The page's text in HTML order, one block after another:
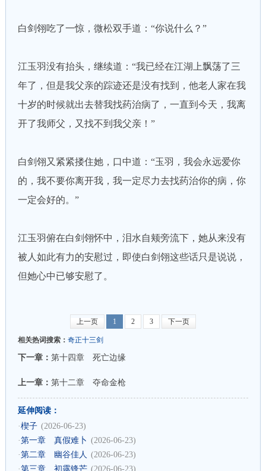
白剑翎吃了一惊，微松双手道：“你说什么？”
江玉羽没有抬头，继续道：“我已经在江湖上飘荡了三
年了，但是我父亲的踪迹还是没有找到，他老人家在我
十岁的时候就出去替我找药治病了，一直到今天，我离
开了我师父，又找不到我父亲！”
白剑翎又紧紧搂住她，口中道：“玉羽，我会永远爱你
的，我不要你离开我，我一定尽力去找药治你的病，你
一定会好的。”
江玉羽俯在白剑翎怀中，泪水自颊旁流下，她从来没有
被人如此有力的安慰过，即使白剑翎这些话只是说说，
但她心中已够安慰了。
上一页 1 2 3 下一页
相关热词搜索： 奇正十三剑
下一章： 第十四章 死亡边缘
上一章： 第十二章 夺命金枪
延伸阅读：
·楔子 (2026-06-23)
·第一章 真假难卜 (2026-06-23)
·第二章 幽谷佳人 (2026-06-23)
·第三章 初露锋芒 (2026-06-23)